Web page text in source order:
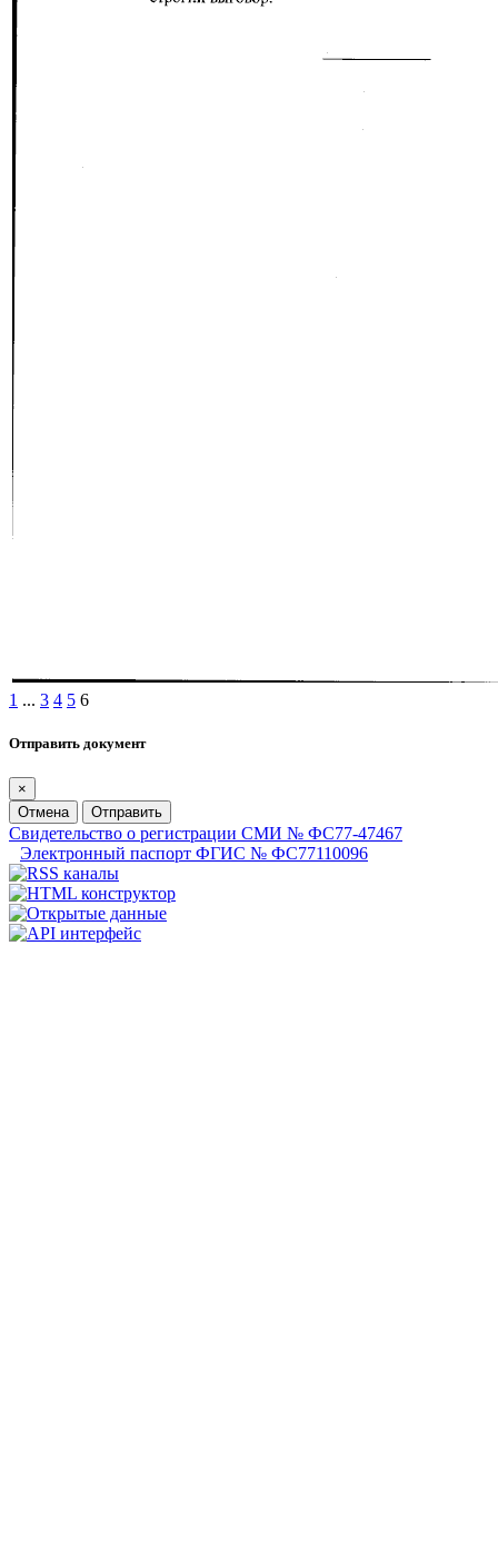
1 ... 3 4 5 6
Отправить документ
×
Отмена
Отправить
Свидетельство о регистрации СМИ № ФС77-47467
Электронный паспорт ФГИС № ФС77110096